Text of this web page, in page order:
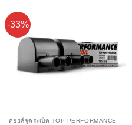
-33%
คอยล์จุดระเบิด TOP PERFORMANCE